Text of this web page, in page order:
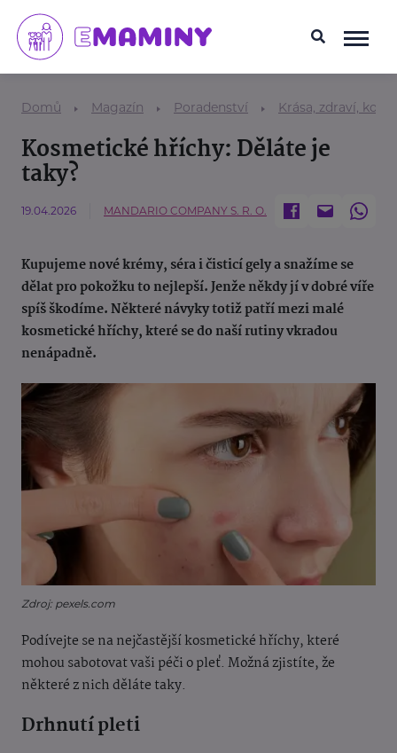
Domů Magazín Poradenství Krása, zdraví,
Kosmetické hříchy: Děláte je
taky?
19.04.2026 MANDARIO COMPANY S. R. O.
Kupujeme nové krémy, séra i čisticí gely a snažíme se
dělat pro pokožku to nejlepší. Jenže někdy jí v dobré víře
spíš škodíme. Některé návyky totiž patří mezi malé
kosmetické hříchy, které se do naší rutiny vkradou
nenápadně.
Zdroj: pexels.com
Podívejte se na nejčastější kosmetické hříchy, které
mohou sabotovat vaši péči o pleť. Možná zjistíte, že
některé z nich děláte taky.
Drhnutí pleti